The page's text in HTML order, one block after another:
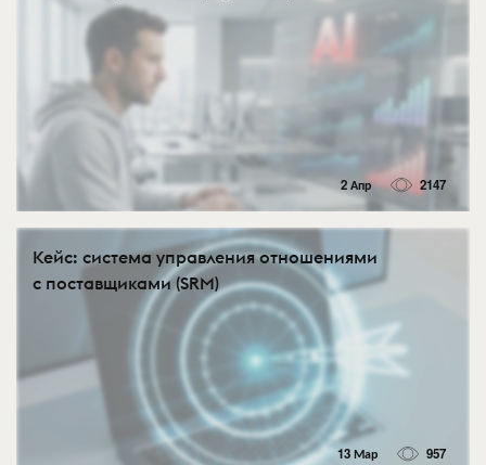
2 Апр 2147
Кейс: система управления отношениями
с поставщиками (SRM)
13 Мар 957